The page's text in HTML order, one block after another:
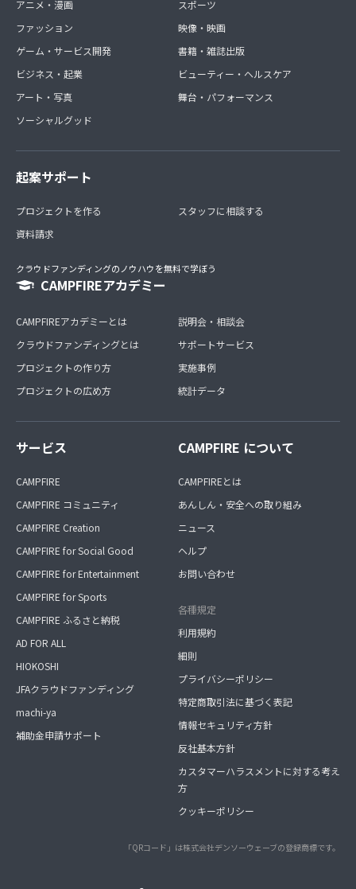
アニメ・漫画
ファッション
ゲーム・サービス開発
ビジネス・起業
アート・写真
ソーシャルグッド
スポーツ
映像・映画
書籍・雑誌出版
ビューティー・ヘルスケア
舞台・パフォーマンス
起案サポート
プロジェクトを作る
資料請求
スタッフに相談する
クラウドファンディングのノウハウを無料で学ぼう
CAMPFIREアカデミー
CAMPFIREアカデミーとは
クラウドファンディングとは
プロジェクトの作り方
プロジェクトの広め方
説明会・相談会
サポートサービス
実施事例
統計データ
サービス
CAMPFIRE
CAMPFIRE コミュニティ
CAMPFIRE Creation
CAMPFIRE for Social Good
CAMPFIRE for Entertainment
CAMPFIRE for Sports
CAMPFIRE ふるさと納税
AD FOR ALL
HIOKOSHI
JFAクラウドファンディング
machi-ya
補助金申請サポート
CAMPFIRE について
CAMPFIREとは
あんしん・安全への取り組み
ニュース
ヘルプ
お問い合わせ
各種規定
利用規約
細則
プライバシーポリシー
特定商取引法に基づく表記
情報セキュリティ方針
反社基本方針
カスタマーハラスメントに対する考え
方
クッキーポリシー
「QRコード」は株式会社デンソーウェーブの登録商標です。